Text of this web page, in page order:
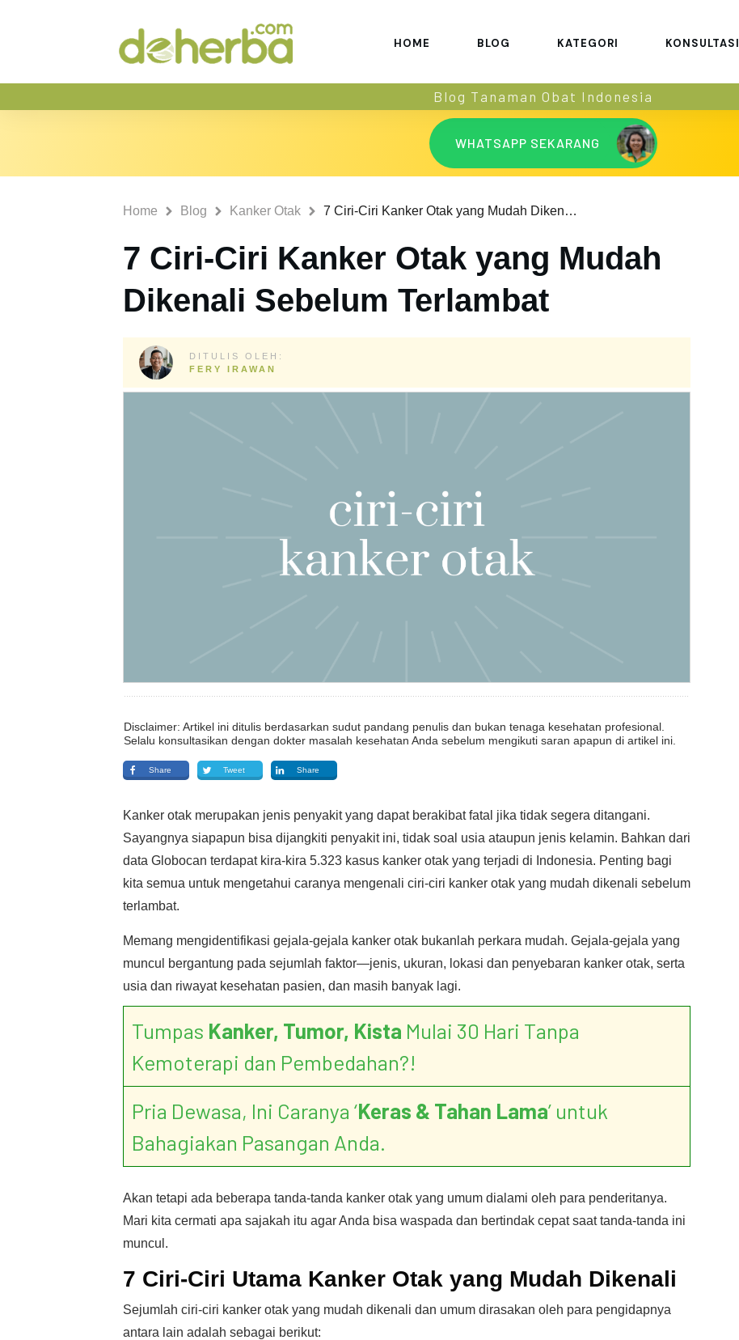
HOME BLOG KATEGORI KONSULTASI
Blog Tanaman Obat Indonesia
WHATSAPP SEKARANG
Home Blog Kanker Otak 7 Ciri-Ciri Kanker Otak yang Mudah Dikenali Sebelum Terlambat
7 Ciri-Ciri Kanker Otak yang Mudah
Dikenali Sebelum Terlambat
DITULIS OLEH:
FERY IRAWAN
Disclaimer: Artikel ini ditulis berdasarkan sudut pandang penulis dan bukan tenaga kesehatan profesional.
Selalu konsultasikan dengan dokter masalah kesehatan Anda sebelum mengikuti saran apapun di artikel ini.
Share Tweet Share
Kanker otak merupakan jenis penyakit yang dapat berakibat fatal jika tidak segera ditangani.
Sayangnya siapapun bisa dijangkiti penyakit ini, tidak soal usia ataupun jenis kelamin. Bahkan dari
data Globocan terdapat kira-kira 5.323 kasus kanker otak yang terjadi di Indonesia. Penting bagi
kita semua untuk mengetahui caranya mengenali ciri-ciri kanker otak yang mudah dikenali sebelum
terlambat.
Memang mengidentifikasi gejala-gejala kanker otak bukanlah perkara mudah. Gejala-gejala yang
muncul bergantung pada sejumlah faktor—jenis, ukuran, lokasi dan penyebaran kanker otak, serta
usia dan riwayat kesehatan pasien, dan masih banyak lagi.
Tumpas Kanker, Tumor, Kista Mulai 30 Hari Tanpa
Kemoterapi dan Pembedahan?!
Pria Dewasa, Ini Caranya ‘Keras & Tahan Lama’ untuk
Bahagiakan Pasangan Anda.
Akan tetapi ada beberapa tanda-tanda kanker otak yang umum dialami oleh para penderitanya.
Mari kita cermati apa sajakah itu agar Anda bisa waspada dan bertindak cepat saat tanda-tanda ini
muncul.
7 Ciri-Ciri Utama Kanker Otak yang Mudah Dikenali
Sejumlah ciri-ciri kanker otak yang mudah dikenali dan umum dirasakan oleh para pengidapnya
antara lain adalah sebagai berikut: